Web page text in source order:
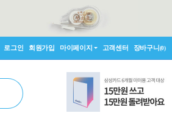
로그인 회원가입 마이페이지 고객센터 장바구니(0)